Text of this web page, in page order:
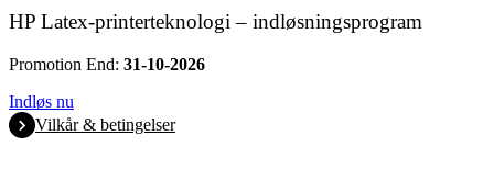
HP Latex-printerteknologi – indløsningsprogram
Promotion End: 31-10-2026
Indløs nu
Vilkår & betingelser